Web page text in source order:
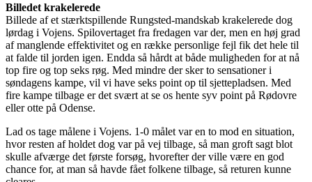
Billedet krakelerede
Billede af et stærktspillende Rungsted-mandskab krakelerede dog
lørdag i Vojens. Spilovertaget fra fredagen var der, men en høj grad
af manglende effektivitet og en række personlige fejl fik det hele til
at falde til jorden igen. Endda så hårdt at både muligheden for at nå
top fire og top seks røg. Med mindre der sker to sensationer i
søndagens kampe, vil vi have seks point op til sjettepladsen. Med
fire kampe tilbage er det svært at se os hente syv point på Rødovre
eller otte på Odense.
Lad os tage målene i Vojens. 1-0 målet var en to mod en situation,
hvor resten af holdet dog var på vej tilbage, så man groft sagt blot
skulle afværge det første forsøg, hvorefter der ville være en god
chance for, at man så havde fået folkene tilbage, så returen kunne